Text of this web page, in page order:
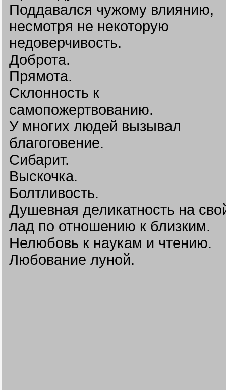
Поддавался чужому влиянию,
несмотря не некоторую
недоверчивость.
Доброта.
Прямота.
Склонность к
самопожертвованию.
У многих людей вызывал
благоговение.
Сибарит.
Выскочка.
Болтливость.
Душевная деликатность на
лад по отношению к близким.
Нелюбовь к наукам и чтению.
Любование луной.